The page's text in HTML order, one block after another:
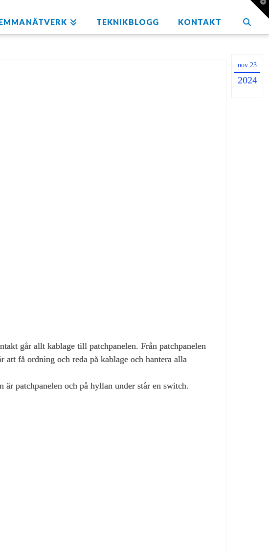
TEKNIKBLOGG KONTAKT
nov 23
2024
går allt kablage till patchpanelen. Från patchpanelen
få ordning och reda på kablage och hantera alla
patchpanelen och på hyllan under står en switch.